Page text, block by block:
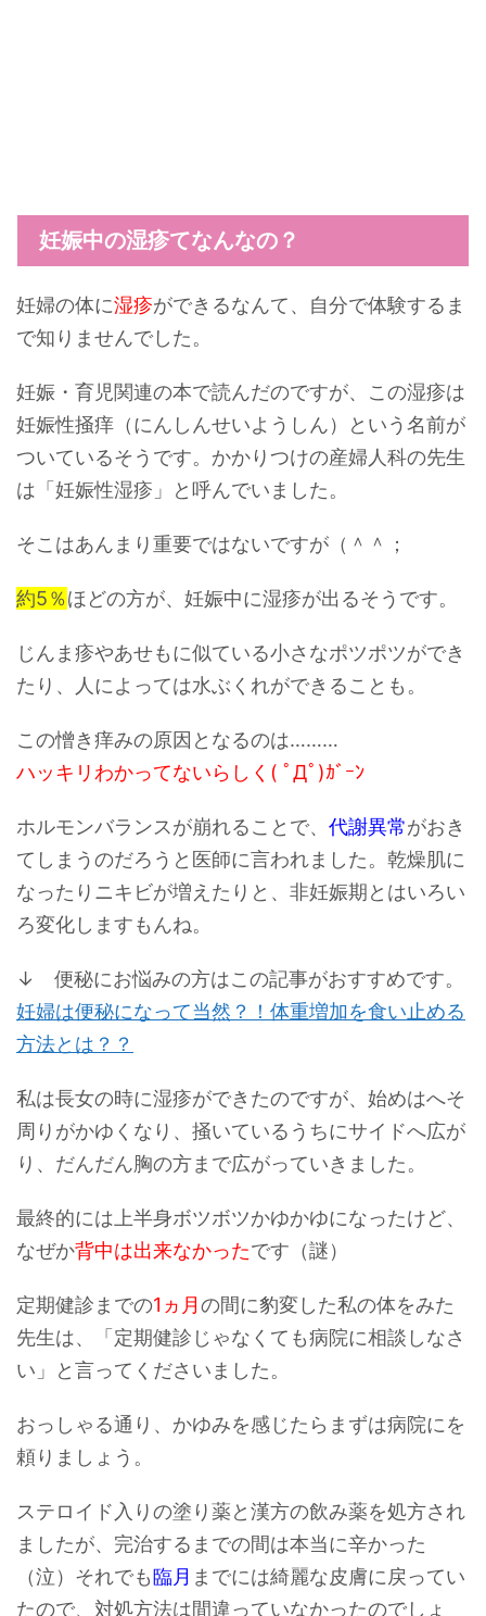
妊娠中の湿疹てなんなの？
妊婦の体に湿疹ができるなんて、自分で体験するま
で知りませんでした。
妊娠・育児関連の本で読んだのですが、この湿疹は
妊娠性掻痒（にんしんせいようしん）
という名前が
ついているそうです。かかりつけの産婦人科の先生
は「妊娠性湿疹」と呼んでいました。
そこはあんまり重要ではないですが（＾＾；
約5％ほどの方が、妊娠中に湿疹が出るそうです。
じんま疹やあせもに似ている小さなポツポツができ
たり、人によっては水ぶくれができることも。
この憎き痒みの原因となるのは………
ハッキリわかってないらしく( ﾟДﾟ)ｶﾞｰﾝ
ホルモンバランスが崩れることで、 代謝異常がおき
てしまうのだろうと医師に言われました。乾燥肌に
なったりニキビが増えたりと、非妊娠期とはいろい
ろ変化しますもんね。
↓ 便秘にお悩みの方はこの記事がおすすめです。
妊婦は便秘になって当然？！体重増加を食い止める
方法とは？？
私は長女の時に湿疹ができたのですが、始めはへそ
周りがかゆくなり、掻いているうちにサイドへ広が
り、だんだん胸の方まで広がっていきました。
最終的には上半身ボツボツかゆかゆになったけど、
なぜか背中は出来なかったです（謎）
定期健診までの1ヵ月の間に豹変した私の体をみた
先生は、「定期健診じゃなくても病院に相談しなさ
い」と言ってくださいました。
おっしゃる通り、かゆみを感じたらまずは病院にを
頼りましょう。
ステロイド入りの塗り薬と漢方の飲み薬を処方され
ましたが、完治するまでの間は本当に辛かった
（泣）それでも臨月 までには綺麗な皮膚に戻ってい
たので、対処方法は間違っていなかったのでしょ